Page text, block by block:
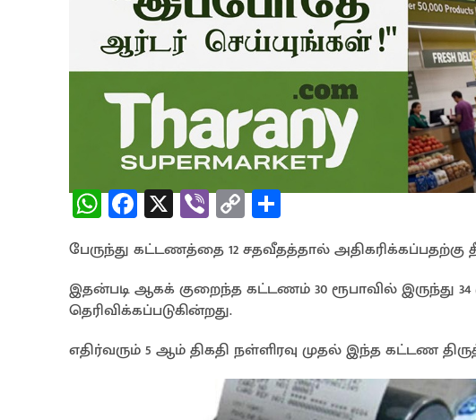
W
h
at
sA
p
p
Fa
ce
b
o
o
k
X Vi
b
er
C
o
py
Li
k
S
h
ar
e
பேருந்து கட்டணத்தை 12 சதவீதத்தால் அதிகரிக்கப்பதற்கு
இதன்படி ஆகக் குறைந்த கட்டணம் 30 ரூபாவில் இருந்து
தெரிவிக்கப்படுகின்றது.
எதிர்வரும் 5 ஆம் திகதி நள்ளிரவு முதல் இந்த கட்டண